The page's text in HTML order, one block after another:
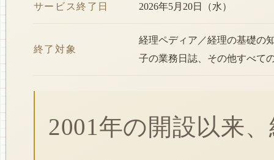
サービス終了日 2026年5月20日（水）
終了対象
経理ペディア／経理の基礎の
子の業務日誌、その他すべて
2001年の開設以来